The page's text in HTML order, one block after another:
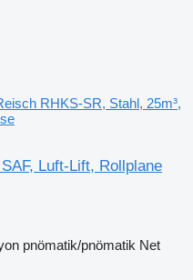
RHKS-SR, Stahl, 25m³,
Luft-Lift, Rollplane
pnömatik/pnömatik Net